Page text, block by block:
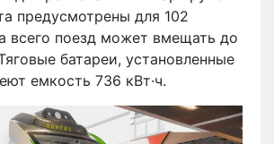
предусмотрены для 102
всего поезд может вмещать до
батареи, установленные
емкость 736 кВт·ч.